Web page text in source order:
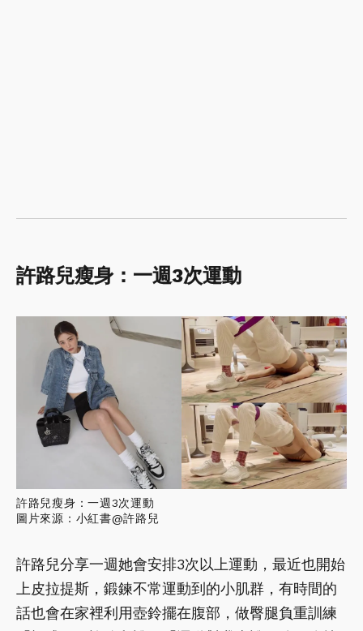
許路兒瘦身：一週3次運動
許路兒瘦身：一週3次運動
圖片來源：小紅書@許路兒
許路兒分享一週她會安排3次以上運動，最近也開始
上皮拉提斯，鍛鍊不常運動到的小肌群，有時間的
話也會在家裡利用壺鈴擺在腹部，做臀腿負重訓練